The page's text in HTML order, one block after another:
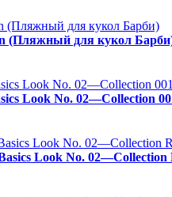
(Пляжный для кукол
Look No. 02—Collection
Look No.